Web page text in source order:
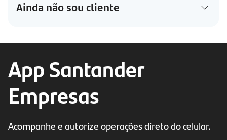
Ainda não sou cliente
App Santander
Empresas
Acompanhe e autorize operações direto do celular.